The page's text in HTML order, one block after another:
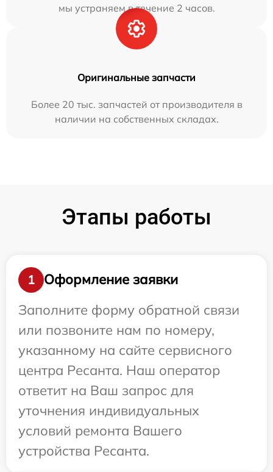
мы устраняем в течение 2 часов.
Оригинальные запчасти
Более 20 тыс. запчастей от производителя в
наличии на собственных складах.
Этапы работы
1
Оформление заявки
Заполните форму обратной связи
или позвоните нам по номеру,
указанному на сайте сервисного
центра Ресанта. Наш оператор
ответит на Ваш запрос для
уточнения индивидуальных
условий ремонта Вашего
устройства Ресанта.